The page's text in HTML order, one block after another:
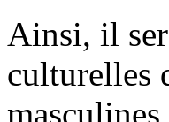
Ainsi, il
culturelles